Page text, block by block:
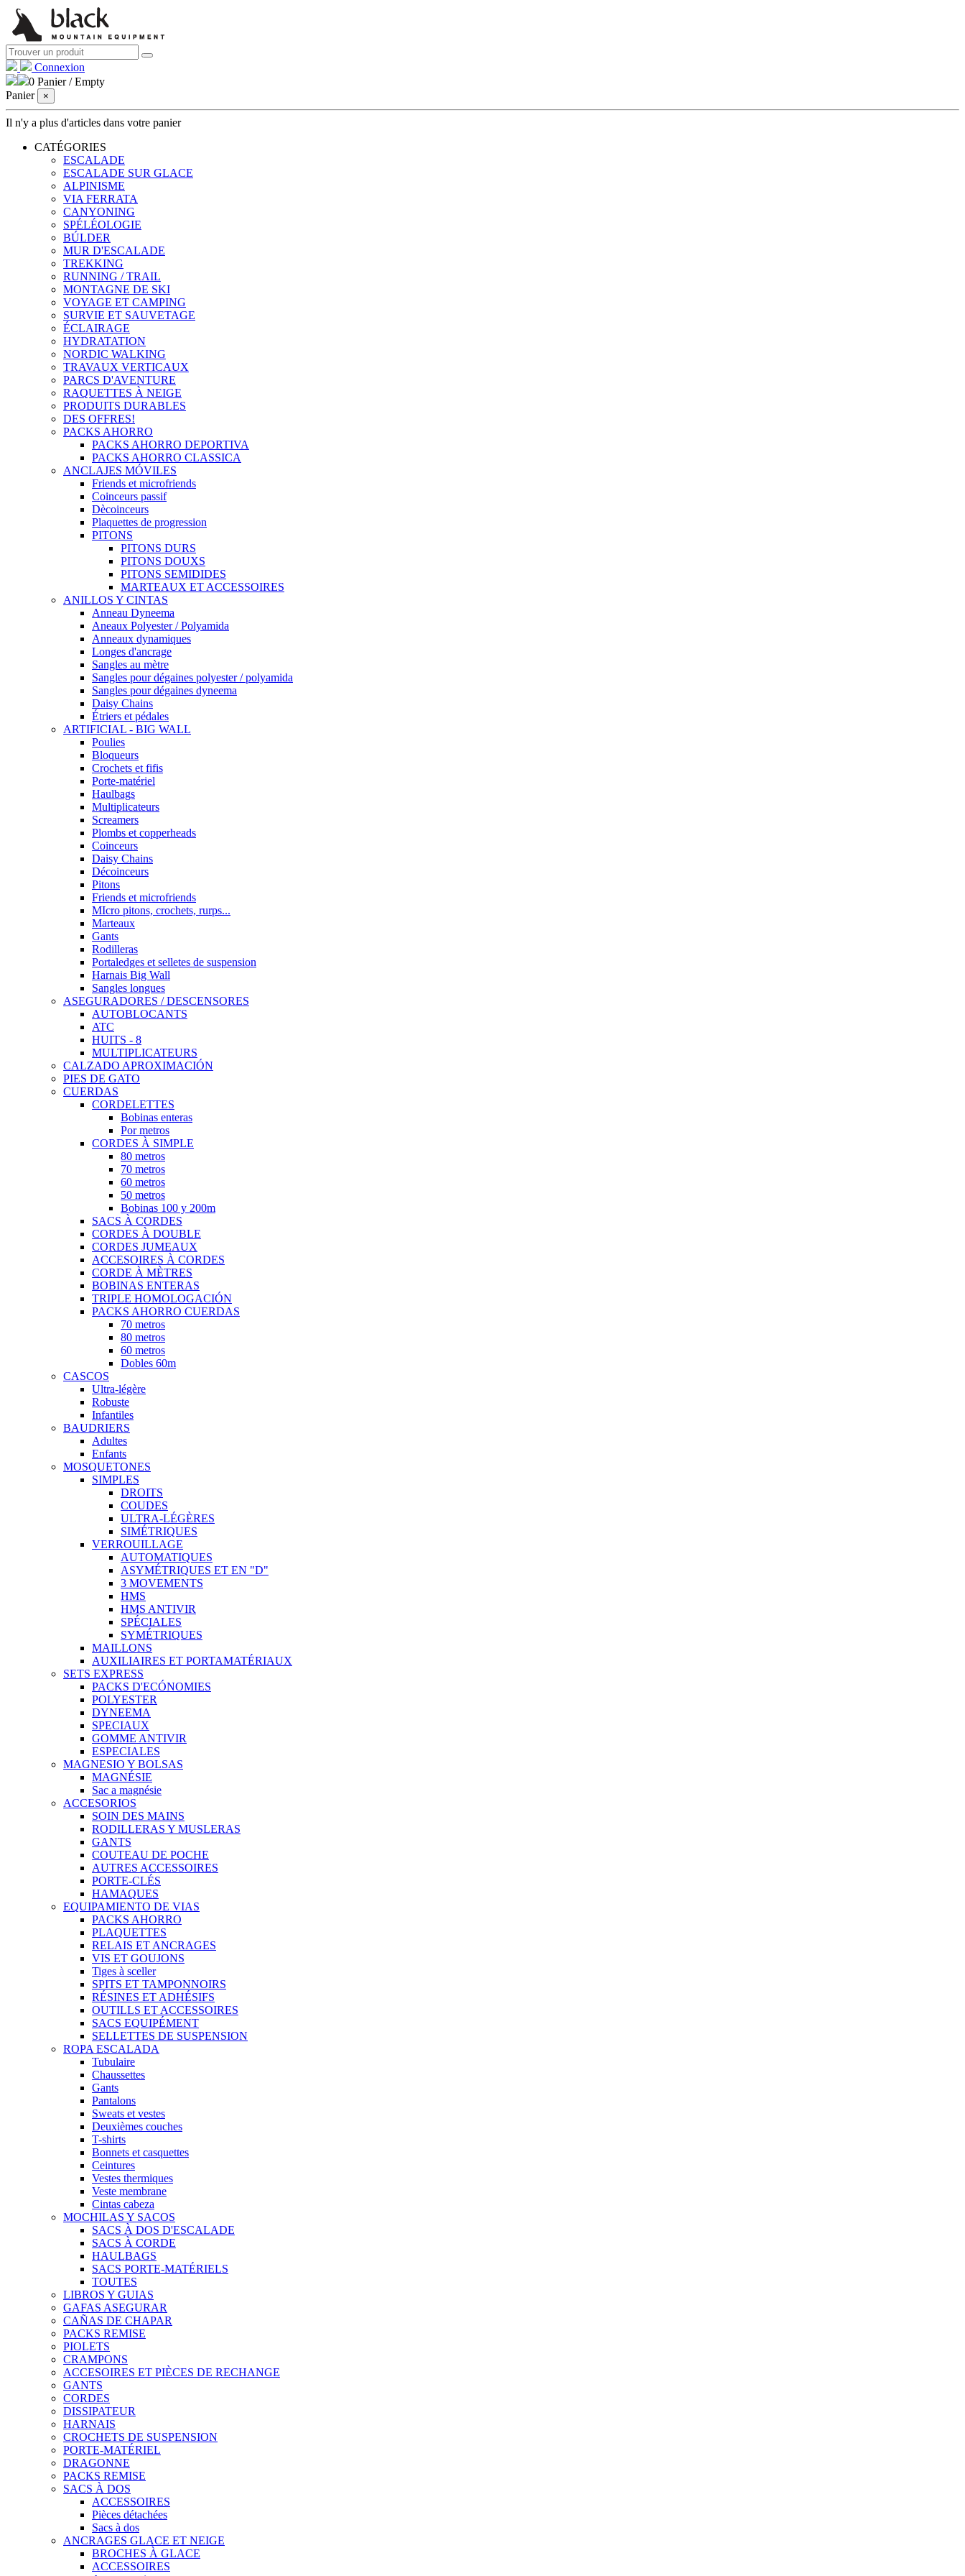
Connexion
0 Panier /Empty
Panier
×
Il n'y a plus d'articles dans votre panier
CATÉGORIES
ESCALADE
ESCALADE SUR GLACE
ALPINISME
VIA FERRATA
CANYONING
SPÉLÉOLOGIE
BÚLDER
MUR D'ESCALADE
TREKKING
RUNNING / TRAIL
MONTAGNE DE SKI
VOYAGE ET CAMPING
SURVIE ET ​​SAUVETAGE
ÉCLAIRAGE
HYDRATATION
NORDIC WALKING
TRAVAUX VERTICAUX
PARCS D'AVENTURE
RAQUETTES À NEIGE
PRODUITS DURABLES
DES OFFRES!
PACKS AHORRO
PACKS AHORRO DEPORTIVA
PACKS AHORRO CLASSICA
ANCLAJES MÓVILES
Friends et microfriends
Coinceurs passif
Dècoinceurs
Plaquettes de progression
PITONS
PITONS DURS
PITONS DOUXS
PITONS SEMIDIDES
MARTEAUX ET ACCESSOIRES
ANILLOS Y CINTAS
Anneau Dyneema
Aneaux Polyester / Polyamida
Anneaux dynamiques
Longes d'ancrage
Sangles au mètre
Sangles pour dégaines polyester / polyamida
Sangles pour dégaines dyneema
Daisy Chains
Étriers et pédales
ARTIFICIAL - BIG WALL
Poulies
Bloqueurs
Crochets et fifis
Porte-matériel
Haulbags
Multiplicateurs
Screamers
Plombs et copperheads
Coinceurs
Daisy Chains
Décoinceurs
Pitons
Friends et microfriends
MIcro pitons, crochets, rurps...
Marteaux
Gants
Rodilleras
Portaledges et selletes de suspension
Harnais Big Wall
Sangles longues
ASEGURADORES / DESCENSORES
AUTOBLOCANTS
ATC
HUITS - 8
MULTIPLICATEURS
CALZADO APROXIMACIÓN
PIES DE GATO
CUERDAS
CORDELETTES
Bobinas enteras
Por metros
CORDES À SIMPLE
80 metros
70 metros
60 metros
50 metros
Bobinas 100 y 200m
SACS À CORDES
CORDES À DOUBLE
CORDES JUMEAUX
ACCESOIRES À CORDES
CORDE À MÈTRES
BOBINAS ENTERAS
TRIPLE HOMOLOGACIÓN
PACKS AHORRO CUERDAS
70 metros
80 metros
60 metros
Dobles 60m
CASCOS
Ultra-légère
Robuste
Infantiles
BAUDRIERS
Adultes
Enfants
MOSQUETONES
SIMPLES
DROITS
COUDES
ULTRA-LÉGÈRES
SIMÉTRIQUES
VERROUILLAGE
AUTOMATIQUES
ASYMÉTRIQUES ET EN "D"
3 MOVEMENTS
HMS
HMS ANTIVIR
SPÉCIALES
SYMÉTRIQUES
MAILLONS
AUXILIAIRES ET PORTAMATÉRIAUX
SETS EXPRESS
PACKS D'ECÓNOMIES
POLYESTER
DYNEEMA
SPECIAUX
GOMME ANTIVIR
ESPECIALES
MAGNESIO Y BOLSAS
MAGNÉSIE
Sac a magnésie
ACCESORIOS
SOIN DES MAINS
RODILLERAS Y MUSLERAS
GANTS
COUTEAU DE POCHE
AUTRES ACCESSOIRES
PORTE-CLÉS
HAMAQUES
EQUIPAMIENTO DE VIAS
PACKS AHORRO
PLAQUETTES
RELAIS ET ANCRAGES
VIS ET GOUJONS
Tiges à sceller
SPITS ET TAMPONNOIRS
RÉSINES ET ADHÉSIFS
OUTILLS ET ACCESSOIRES
SACS EQUIPÉMENT
SELLETTES DE SUSPENSION
ROPA ESCALADA
Tubulaire
Chaussettes
Gants
Pantalons
Sweats et vestes
Deuxièmes couches
T-shirts
Bonnets et casquettes
Ceintures
Vestes thermiques
Veste membrane
Cintas cabeza
MOCHILAS Y SACOS
SACS À DOS D'ESCALADE
SACS À CORDE
HAULBAGS
SACS PORTE-MATÉRIELS
TOUTES
LIBROS Y GUIAS
GAFAS ASEGURAR
CAÑAS DE CHAPAR
PACKS REMISE
PIOLETS
CRAMPONS
ACCESOIRES ET PIÈCES DE RECHANGE
GANTS
CORDES
DISSIPATEUR
HARNAIS
CROCHETS DE SUSPENSION
PORTE-MATÉRIEL
DRAGONNE
PACKS REMISE
SACS À DOS
ACCESSOIRES
Pièces détachées
Sacs à dos
ANCRAGES GLACE ET NEIGE
BROCHES À GLACE
ACCESSOIRES